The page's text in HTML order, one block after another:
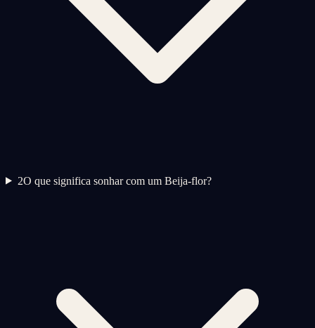
2O que significa sonhar com um Beija-flor?